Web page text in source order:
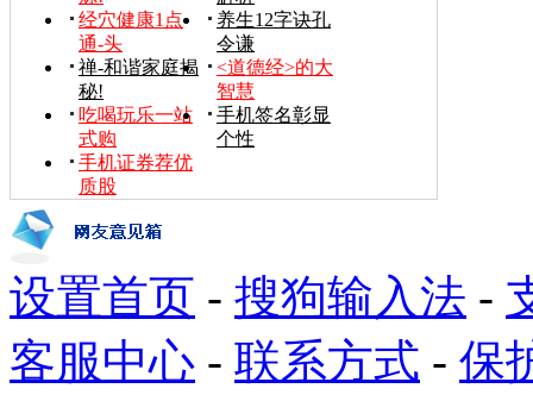
经穴健康1点
通-头
养生12字诀孔
令谦
禅-和谐家庭揭
秘!
<道德经>的大
智慧
吃喝玩乐一站
式购
手机签名彰显
个性
手机证券荐优
质股
设置首页 - 搜狗输入法 -
客服中心 - 联系方式 - 保